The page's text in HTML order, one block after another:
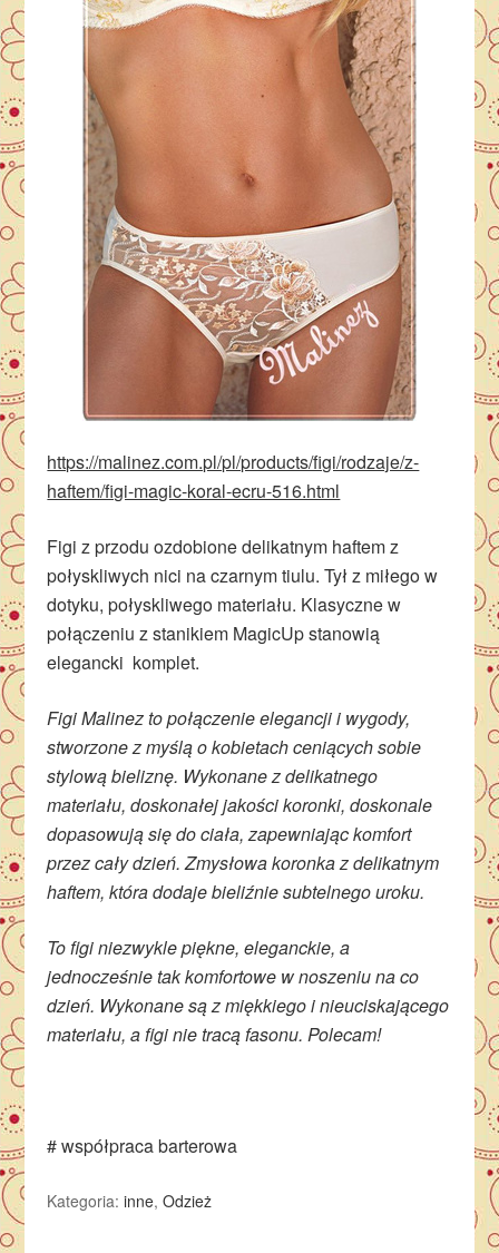
https://malinez.com.pl/pl/products/figi/rodzaje/z-
haftem/figi-magic-koral-ecru-516.html
Figi z przodu ozdobione delikatnym haftem z
połyskliwych nici na czarnym tiulu. Tył z miłego w
dotyku, połyskliwego materiału. Klasyczne w
połączeniu z stanikiem MagicUp stanowią
elegancki komplet.
Figi Malinez to połączenie elegancji i wygody,
stworzone z myślą o kobietach ceniących sobie
stylową bieliznę. Wykonane z delikatnego
materiału, doskonałej jakości koronki, doskonale
dopasowują się do ciała, zapewniając komfort
przez cały dzień. Zmysłowa koronka z delikatnym
haftem, która dodaje bieliźnie subtelnego uroku.
To figi niezwykle piękne, eleganckie, a
jednocześnie tak komfortowe w noszeniu na co
dzień. Wykonane są z miękkiego i nieuciskającego
materiału, a figi nie tracą fasonu. Polecam!
# współpraca barterowa
Kategoria:inne,Odzież